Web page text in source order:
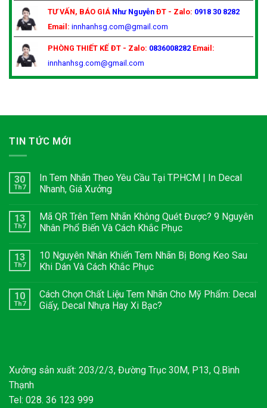
TƯ VẤN, BÁO GIÁ Như Nguyễn ĐT - Zalo: 0918 30 8282
Email: innhanhsg.com@gmail.com
PHÒNG THIẾT KẾ ĐT - Zalo: 0836008282 Email:
innhanhsg.com@gmail.com
TIN TỨC MỚI
30
Th7
In Tem Nhãn Theo Yêu Cầu Tại TP.HCM | In Decal
Nhanh, Giá Xưởng
13
Th7
Mã QR Trên Tem Nhãn Không Quét Được? 9 Nguyên
Nhân Phổ Biến Và Cách Khắc Phục
13
Th7
10 Nguyên Nhân Khiến Tem Nhãn Bị Bong Keo Sau
Khi Dán Và Cách Khắc Phục
10
Th7
Cách Chọn Chất Liệu Tem Nhãn Cho Mỹ Phẩm: Decal
Giấy, Decal Nhựa Hay Xi Bạc?
Xưởng sản xuất: 203/2/3, Đường Trục 30M, P13, Q.Bình
Thạnh
Tel: 028. 36 123 999